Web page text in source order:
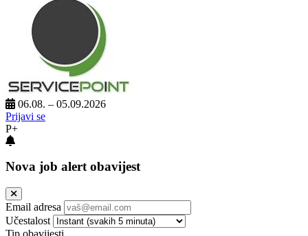
06.08. – 05.09.2026
Prijavi se
P+
Nova job alert obavijest
Email adresa
Učestalost
Tip obavijesti